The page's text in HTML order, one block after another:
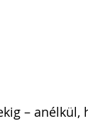
– anélkül,